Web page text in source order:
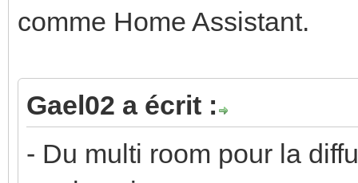
comme Home Assistant.
Gael02 a écrit :
- Du multi room pour la